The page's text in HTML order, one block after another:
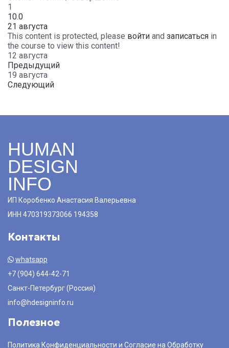
1
10.0
21 августа
This content is protected, please войти and записаться in
the course to view this content!
12 августа
Предыдущий
19 августа
Следующий
HUMAN
DESIGN
INFO
ИП Коробенко Анастасия Валерьевна
ИНН 470319373066 194358
Контакты
whatsapp
+7 (904) 644-42-71
Санкт-Петербург (Россия)
info@hdesigninfo.ru
Полезное
Политика Конфиденциальности и Согласие на Обработку